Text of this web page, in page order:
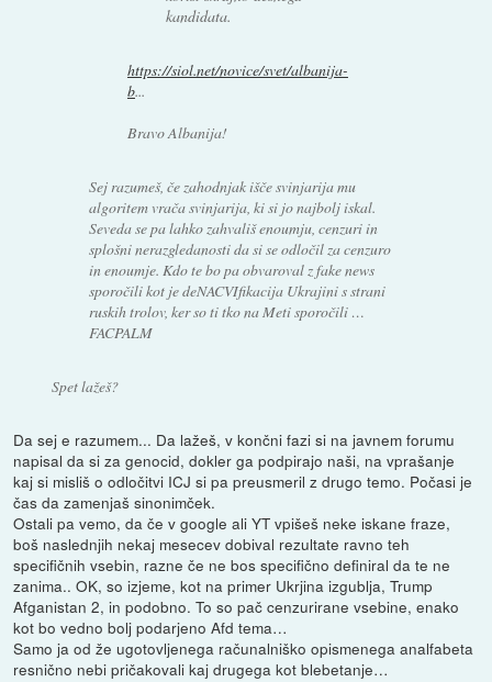
kandidata.
https://siol.net/novice/svet/albanija-
b...
Bravo Albanija!
Sej razumeš, če zahodnjak išče svinjarija mu
algoritem vrača svinjarija, ki si jo najbolj iskal.
Seveda se pa lahko zahvališ enoumju, cenzuri in
splošni nerazgledanosti da si se odločil za cenzuro
in enoumje. Kdo te bo pa obvaroval z fake news
sporočili kot je deNACVIfikacija Ukrajini s strani
ruskih trolov, ker so ti tko na Meti sporočili …
FACPALM
Spet lažeš?
Da sej e razumem... Da lažeš, v končni fazi si na javnem forumu
napisal da si za genocid, dokler ga podpirajo naši, na vprašanje
kaj si misliš o odločitvi ICJ si pa preusmeril z drugo temo. Počasi je
čas da zamenjaš sinonimček.
Ostali pa vemo, da če v google ali YT vpišeš neke iskane fraze,
boš naslednjih nekaj mesecev dobival rezultate ravno teh
specifičnih vsebin, razne če ne bos specifično definiral da te ne
zanima.. OK, so izjeme, kot na primer Ukrjina izgublja, Trump
Afganistan 2, in podobno. To so pač cenzurirane vsebine, enako
kot bo vedno bolj podarjeno Afd tema…
Samo ja od že ugotovljenega računalniško opismenega analfabeta
resnično nebi pričakovali kaj drugega kot blebetanje…